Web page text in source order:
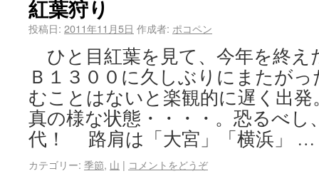
紅葉狩り
投稿日: 2011年11月5日 作成者: ポコペン
ひと目紅葉を見て、今年を終え
Ｂ１３００に久しぶりにまたが
むことはないと楽観的に遅く出
真の様な状態・・・・。恐るべし
代！ 路肩は「大宮」「横浜」 …
カテゴリー: 季節, 山 | コメントをどうぞ